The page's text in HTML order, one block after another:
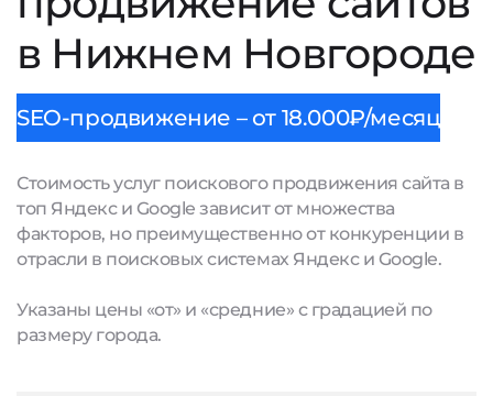
в Нижнем Новгороде
SEO-продвижение – от 18.000₽/месяц
Стоимость услуг поискового продвижения сайта в
топ Яндекс и Google зависит от множества
факторов, но преимущественно от конкуренции в
отрасли в поисковых системах Яндекс и Google.
Указаны цены «от» и «средние» с градацией по
размеру города.